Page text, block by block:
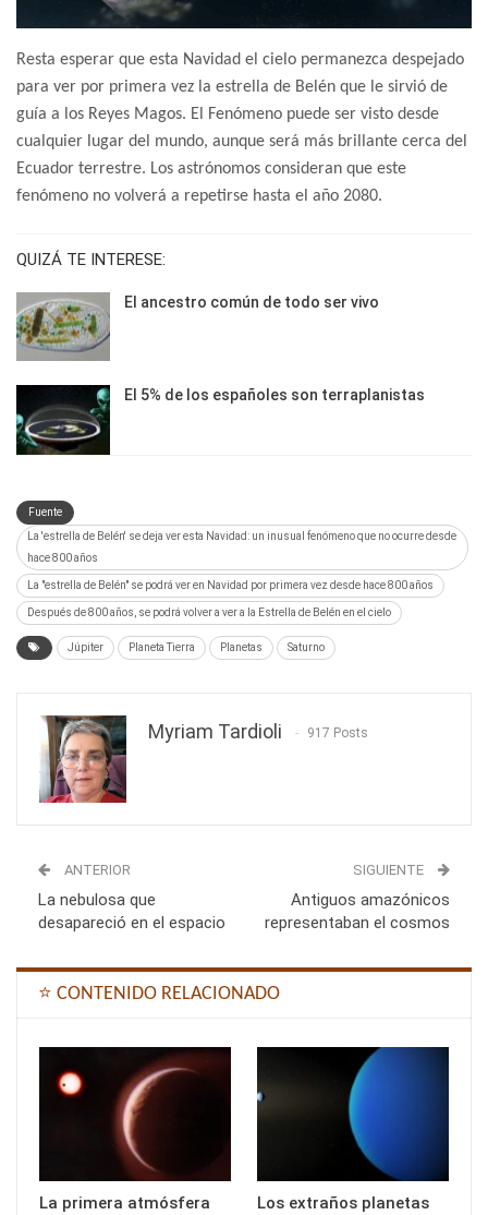
Resta esperar que esta Navidad el cielo permanezca despejado
para ver por primera vez la estrella de Belén que le sirvió de
guía a los Reyes Magos. El Fenómeno puede ser visto desde
cualquier lugar del mundo, aunque será más brillante cerca del
Ecuador terrestre. Los astrónomos consideran que este
fenómeno no volverá a repetirse hasta el año 2080.
QUIZÁ TE INTERESE:
El ancestro común de todo ser vivo
El 5% de los españoles son terraplanistas
Fuente
La 'estrella de Belén' se deja ver esta Navidad: un inusual fenómeno que no ocurre desde
hace 800 años
La "estrella de Belén" se podrá ver en Navidad por primera vez desde hace 800 años
Después de 800 años, se podrá volver a ver a la Estrella de Belén en el cielo
Júpiter Planeta Tierra Planetas Saturno
Myriam Tardioli 917 Posts
ANTERIOR
La nebulosa que
desapareció en el espacio
SIGUIENTE
Antiguos amazónicos
representaban el cosmos
⭐ CONTENIDO RELACIONADO
La primera atmósfera
Los extraños planetas